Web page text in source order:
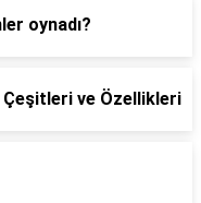
oynadı?
ve Özellikleri